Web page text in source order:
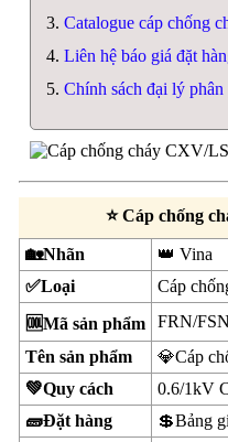
Catalogue cáp chống
Liên hệ báo giá đặt
Chính sách đại lý
⭐ Cáp chống
🏡Nhãn
👑 Vina
✅Loại
Cáp
🆒Mã sản phẩm
FRN/
Tên sản phẩm
💎Cáp
💚Quy cách
0.6/1kV
🧱Đặt hàng
💲Bảng